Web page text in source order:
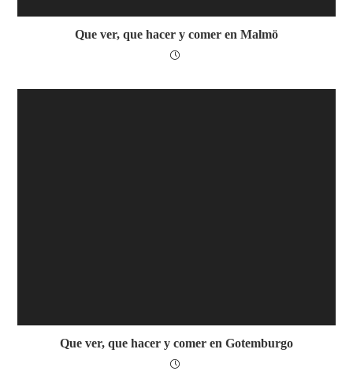
Que ver, que hacer y comer en Malmö
Que ver, que hacer y comer en Gotemburgo